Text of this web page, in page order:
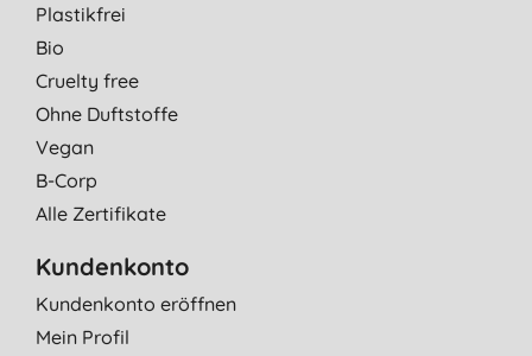
Plastikfrei
Bio
Cruelty free
Ohne Duftstoffe
Vegan
B-Corp
Alle Zertifikate
Kundenkonto
Kundenkonto eröffnen
Mein Profil